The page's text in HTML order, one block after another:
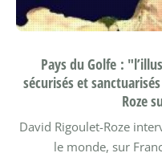
Pays du Golfe :
sécurisés et
Roze
David Rigoulet-Roze
le monde, sur